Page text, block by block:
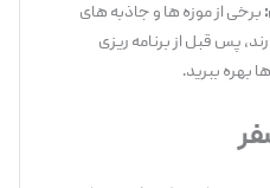
موزه‌ ها و جاذبه‌ های
قبل از برنامه ‌ریزی
ببرید.